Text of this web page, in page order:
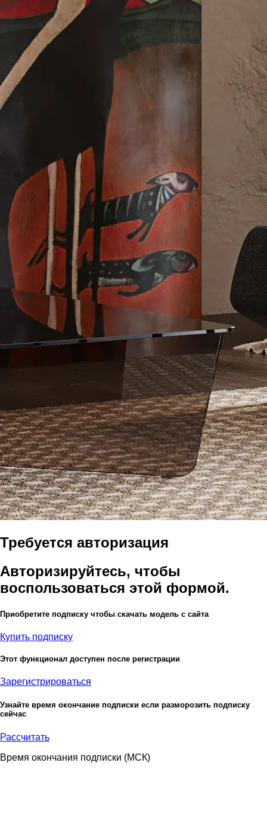
Требуется авторизация
Авторизируйтесь, чтобы
воспользоваться этой формой.
Приобретите подписку чтобы скачать модель с сайта
Купить подписку
Этот функционал доступен после регистрации
Зарегистрироваться
Узнайте время окончание подписки если разморозить подписку
сейчас
Рассчитать
Время окончания подписки (МСК)